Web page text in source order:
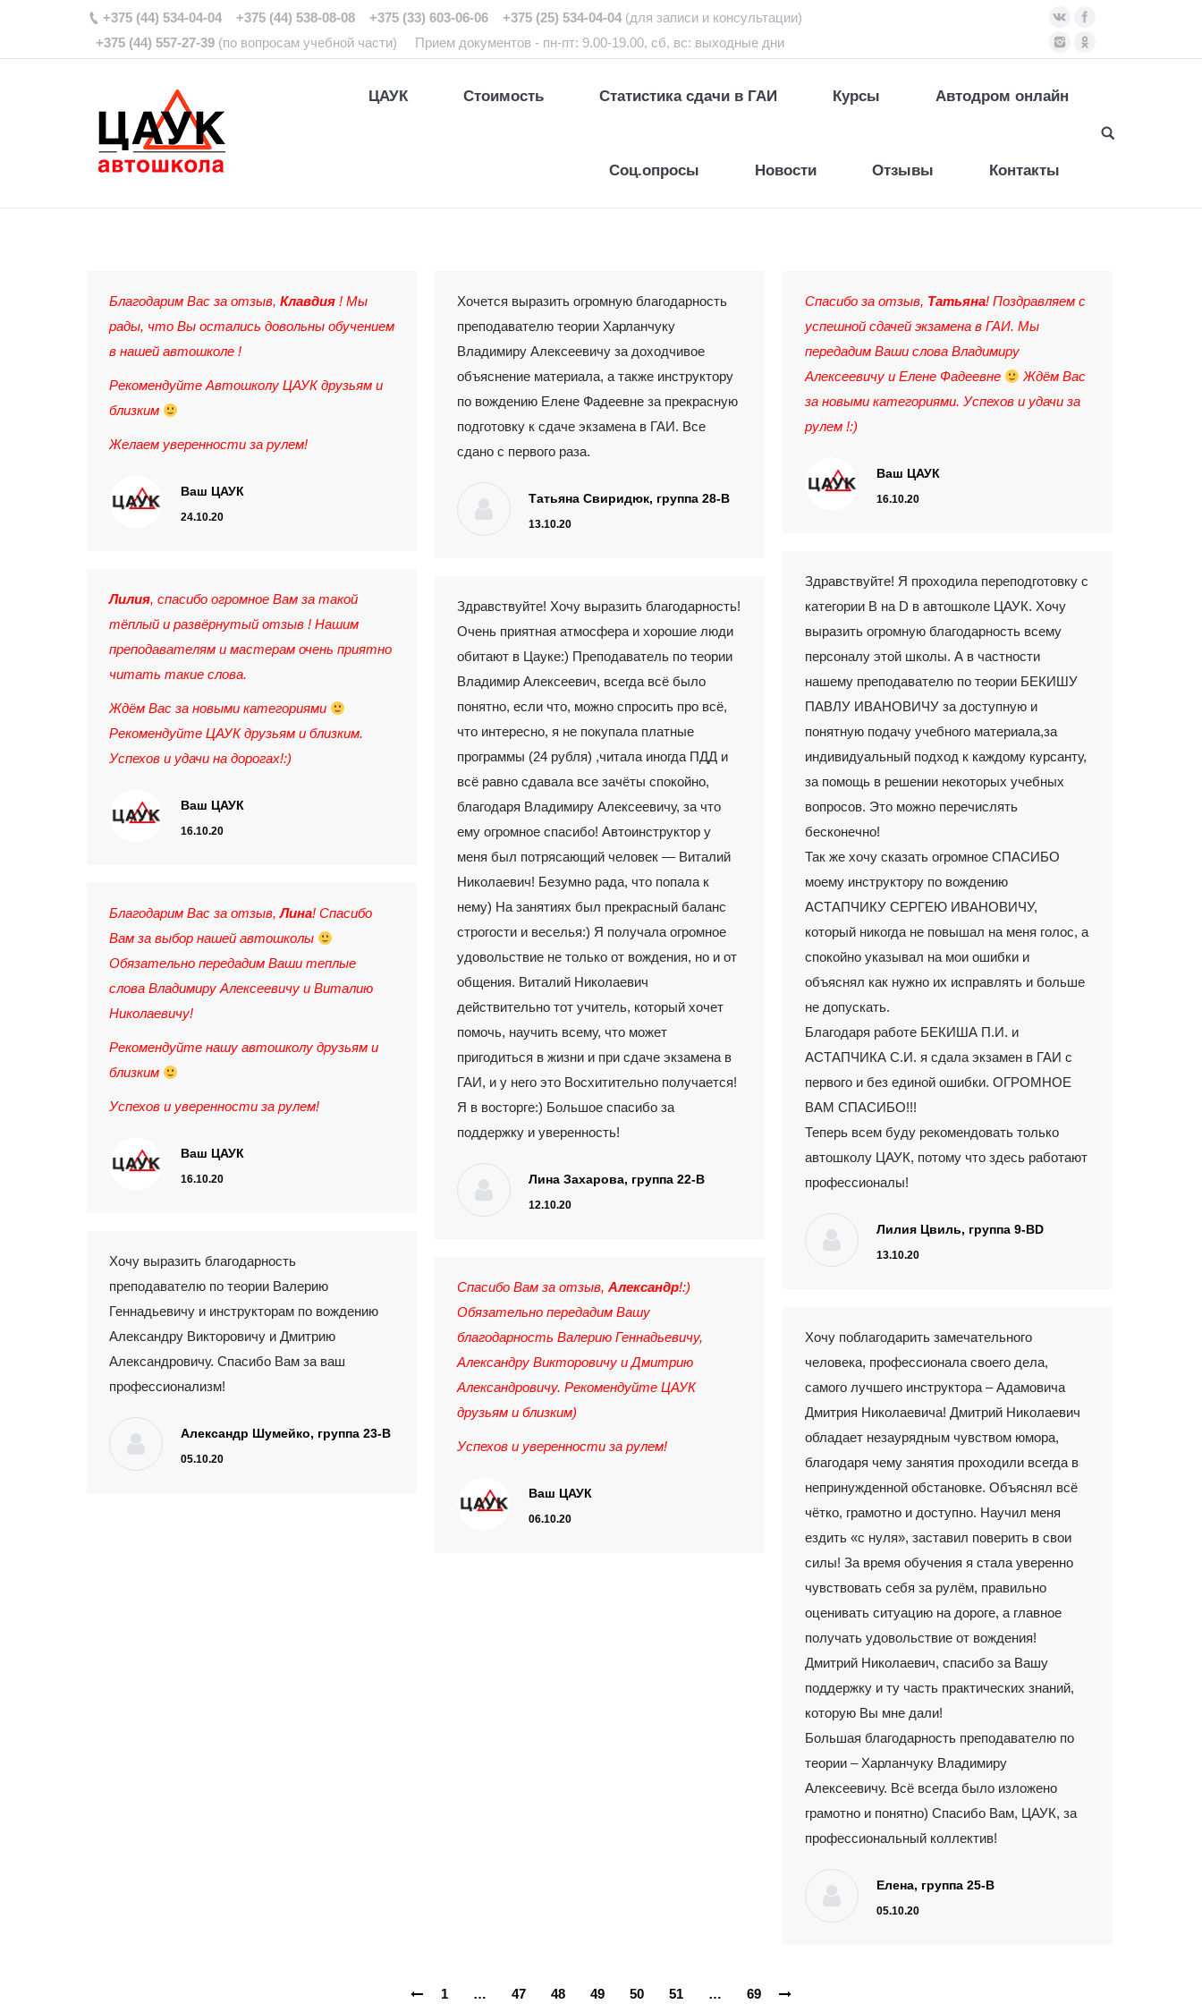
+375 (44) 534-04-04 +375 (44) 538-08-08 +375 (33) 603-06-06 +375 (25) 534-04-04 (для записи и консультации)
+375 (44) 557-27-39 (по вопросам учебной части) Прием документов - пн-пт: 9.00-19.00, сб, вс: выходные дни
ЦАУК Стоимость Статистика сдачи в ГАИ Курсы Автодром онлайн
Соц.опросы Новости Отзывы Контакты
Благодарим Вас за отзыв, Клавдия ! Мы
рады, что Вы остались довольны обучением
в нашей автошколе !
Рекомендуйте Автошколу ЦАУК друзьям и
близким
Желаем уверенности за рулем!
Ваш ЦАУК
24.10.20
Хочется выразить огромную благодарность
преподавателю теории Харланчуку
Владимиру Алексеевичу за доходчивое
объяснение материала, а также инструктору
по вождению Елене Фадеевне за прекрасную
подготовку к сдаче экзамена в ГАИ. Все
сдано с первого раза.
Татьяна Свиридюк, группа 28-В
13.10.20
Спасибо за отзыв, Татьяна! Поздравляем с
успешной сдачей экзамена в ГАИ. Мы
передадим Ваши слова Владимиру
Алексеевичу и Елене Фадеевне
Ждём Вас
за новыми категориями. Успехов и удачи за
рулем !:)
Ваш ЦАУК
16.10.20
Здравствуйте! Я проходила переподготовку с
категории В на D в автошколе ЦАУК. Хочу
выразить огромную благодарность всему
персоналу этой школы. А в частности
нашему преподавателю по теории БЕКИШУ
ПАВЛУ ИВАНОВИЧУ за доступную и
понятную подачу учебного материала,за
индивидуальный подход к каждому курсанту,
за помощь в решении некоторых учебных
вопросов. Это можно перечислять
бесконечно!
Так же хочу сказать огромное СПАСИБО
моему инструктору по вождению
АСТАПЧИКУ СЕРГЕЮ ИВАНОВИЧУ,
который никогда не повышал на меня голос, а
спокойно указывал на мои ошибки и
объяснял как нужно их исправлять и больше
не допускать.
Благодаря работе БЕКИША П.И. и
АСТАПЧИКА С.И. я сдала экзамен в ГАИ с
первого и без единой ошибки. ОГРОМНОЕ
ВАМ СПАСИБО!!!
Теперь всем буду рекомендовать только
автошколу ЦАУК, потому что здесь работают
профессионалы!
Лилия Цвиль, группа 9-ВD
13.10.20
Лилия, спасибо огромное Вам за такой
тёплый и развёрнутый отзыв ! Нашим
преподавателям и мастерам очень приятно
читать такие слова.
Ждём Вас за новыми категориями
Рекомендуйте ЦАУК друзьям и близким.
Успехов и удачи на дорогах!:)
Ваш ЦАУК
16.10.20
Здравствуйте! Хочу выразить благодарность!
Очень приятная атмосфера и хорошие люди
обитают в Цауке:) Преподаватель по теории
Владимир Алексеевич, всегда всё было
понятно, если что, можно спросить про всё,
что интересно, я не покупала платные
программы (24 рубля) ,читала иногда ПДД и
всё равно сдавала все зачёты спокойно,
благодаря Владимиру Алексеевичу, за что
ему огромное спасибо! Автоинструктор у
меня был потрясающий человек — Виталий
Николаевич! Безумно рада, что попала к
нему) На занятиях был прекрасный баланс
строгости и веселья:) Я получала огромное
удовольствие не только от вождения, но и от
общения. Виталий Николаевич
действительно тот учитель, который хочет
помочь, научить всему, что может
пригодиться в жизни и при сдаче экзамена в
ГАИ, и у него это Восхитительно получается!
Я в восторге:) Большое спасибо за
поддержку и уверенность!
Лина Захарова, группа 22-В
12.10.20
Благодарим Вас за отзыв,Лина! Спасибо
Вам за выбор нашей автошколы
Обязательно передадим Ваши теплые
слова Владимиру Алексеевичу и Виталию
Николаевичу!
Рекомендуйте нашу автошколу друзьям и
близким
Успехов и уверенности за рулем!
Ваш ЦАУК
16.10.20
Хочу выразить благодарность
преподавателю по теории Валерию
Геннадьевичу и инструкторам по вождению
Александру Викторовичу и Дмитрию
Александровичу. Спасибо Вам за ваш
профессионализм!
Александр Шумейко, группа 23-В
05.10.20
Спасибо Вам за отзыв, Александр!:)
Обязательно передадим Вашу
благодарность Валерию Геннадьевичу,
Александру Викторовичу и Дмитрию
Александровичу. Рекомендуйте ЦАУК
друзьям и близким)
Успехов и уверенности за рулем!
Ваш ЦАУК
06.10.20
Хочу поблагодарить замечательного
человека, профессионала своего дела,
самого лучшего инструктора – Адамовича
Дмитрия Николаевича! Дмитрий Николаевич
обладает незаурядным чувством юмора,
благодаря чему занятия проходили всегда в
непринужденной обстановке. Объяснял всё
чётко, грамотно и доступно. Научил меня
ездить «с нуля», заставил поверить в свои
силы! За время обучения я стала уверенно
чувствовать себя за рулём, правильно
оценивать ситуацию на дороге, а главное
получать удовольствие от вождения!
Дмитрий Николаевич, спасибо за Вашу
поддержку и ту часть практических знаний,
которую Вы мне дали!
Большая благодарность преподавателю по
теории – Харланчуку Владимиру
Алексеевичу. Всё всегда было изложено
грамотно и понятно) Спасибо Вам, ЦАУК, за
профессиональный коллектив!
Елена, группа 25-В
05.10.20
1 … 47 48 49 50 51 … 69